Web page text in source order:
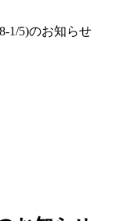
1/5)のお知らせ